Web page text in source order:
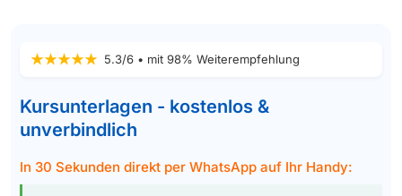
5.3/6 • mit 98% Weiterempfehlung
Kursunterlagen - kostenlos &
unverbindlich
In 30 Sekunden direkt per WhatsApp auf Ihr Handy: